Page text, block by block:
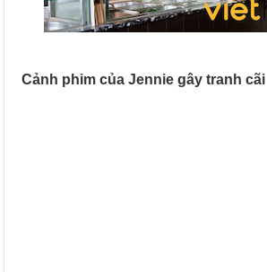
Cảnh phim của Jennie gây tranh cãi